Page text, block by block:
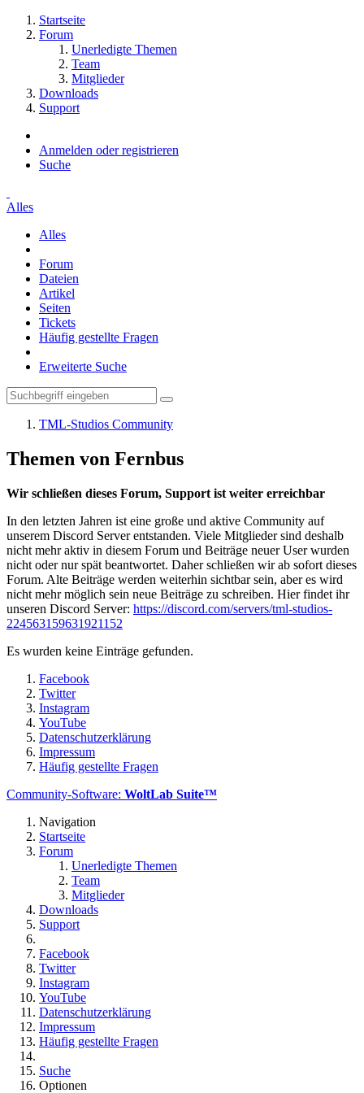
Startseite
Forum
Unerledigte Themen
Team
Mitglieder
Downloads
Support
Anmelden oder registrieren
Suche
Alles
Alles
Forum
Dateien
Artikel
Seiten
Tickets
Häufig gestellte Fragen
Erweiterte Suche
TML-Studios Community
Themen von Fernbus
Wir schließen dieses Forum, Support ist weiter erreichbar
In den letzten Jahren ist eine große und aktive Community auf
unserem Discord Server entstanden. Viele Mitglieder sind deshalb
nicht mehr aktiv in diesem Forum und Beiträge neuer User wurden
nicht oder nur spät beantwortet. Daher schließen wir ab sofort dieses
Forum. Alte Beiträge werden weiterhin sichtbar sein, aber es wird
nicht mehr möglich sein neue Beiträge zu schreiben. Hier findet ihr
unseren Discord Server: https://discord.com/servers/tml-studios-
224563159631921152
Es wurden keine Einträge gefunden.
Facebook
Twitter
Instagram
YouTube
Datenschutzerklärung
Impressum
Häufig gestellte Fragen
Community-Software: WoltLab Suite™
Navigation
Startseite
Forum
Unerledigte Themen
Team
Mitglieder
Downloads
Support
Facebook
Twitter
Instagram
YouTube
Datenschutzerklärung
Impressum
Häufig gestellte Fragen
Suche
Optionen